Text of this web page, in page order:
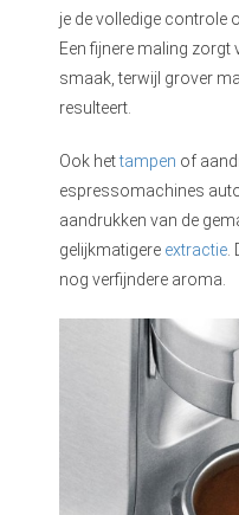
je de volledige controle
Een fijnere maling zorgt
smaak, terwijl grover
resulteert.
Ook hettampen of
espressomachines
aandrukken van de
gelijkmatigere extractie
nog verfijndere aroma.